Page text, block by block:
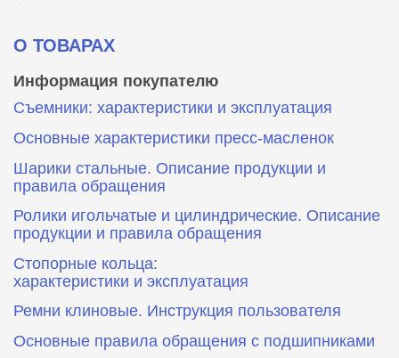
О ТОВАРАХ
Информация покупателю
Съемники: характеристики и эксплуатация
Основные характеристики пресс‑масленок
Шарики стальные. Описание продукции и
правила обращения
Ролики игольчатые и цилиндрические. Описание
продукции и правила обращения
Стопорные кольца:
характеристики и эксплуатация
Ремни клиновые. Инструкция пользователя
Основные правила обращения с подшипниками